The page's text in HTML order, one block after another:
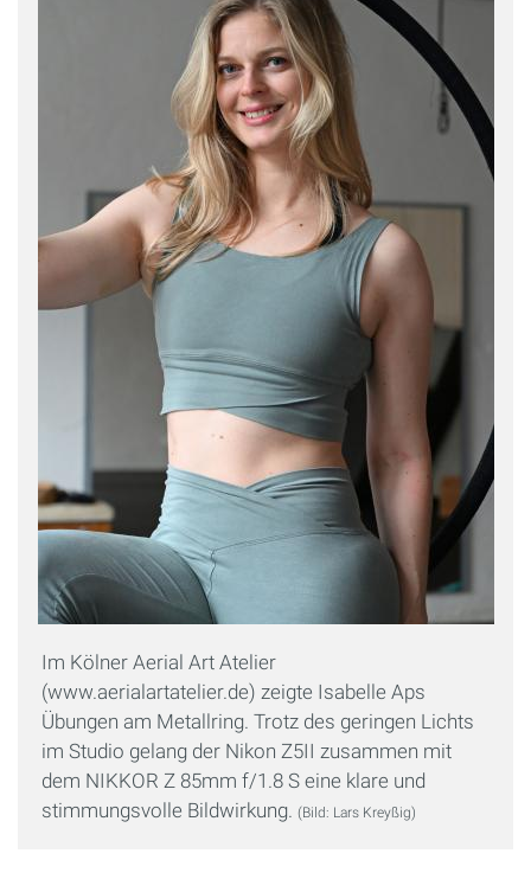
Im Kölner Aerial Art Atelier
(www.aerialartatelier.de) zeigte Isabelle Aps
Übungen am Metallring. Trotz des geringen Lichts
im Studio gelang der Nikon Z5II zusammen mit
dem NIKKOR Z 85mm f/1.8 S eine klare und
stimmungsvolle Bildwirkung. (Bild: Lars Kreyßig)